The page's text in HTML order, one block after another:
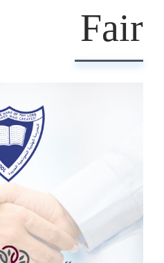
Fair